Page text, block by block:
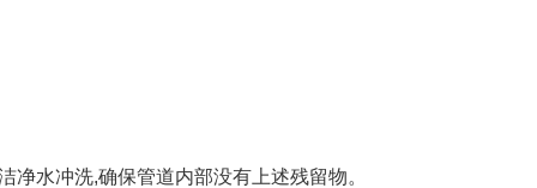
净水冲洗,确保管道内部没有上述残留物。